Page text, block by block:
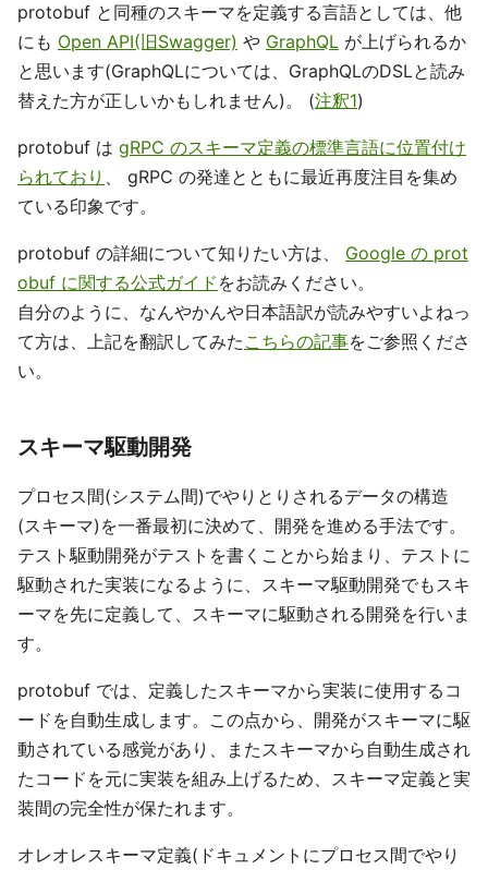
protobuf と同種のスキーマを定義する言語としては、他
にも Open API(旧Swagger) や GraphQL が上げられるか
と思います(GraphQLについては、GraphQLのDSLと読み
替えた方が正しいかもしれません)。 (注釈1)
protobuf は gRPC のスキーマ定義の標準言語に位置付け
られており 、 gRPC の発達とともに最近再度注目を集め
ている印象です。
protobuf の詳細について知りたい方は、 Google の prot
obuf に関する公式ガイド をお読みください。
自分のように、なんやかんや日本語訳が読みやすいよねっ
て方は、上記を翻訳してみた こちらの記事をご参照くださ
い。
スキーマ駆動開発
プロセス間(システム間)でやりとりされるデータの構造
(スキーマ)を一番最初に決めて、開発を進める手法です。
テスト駆動開発がテストを書くことから始まり、テストに
駆動された実装になるように、スキーマ駆動開発でもスキ
ーマを先に定義して、スキーマに駆動される開発を行いま
す。
protobuf では、定義したスキーマから実装に使用するコ
ードを自動生成します。この点から、開発がスキーマに駆
動されている感覚があり、またスキーマから自動生成され
たコードを元に実装を組み上げるため、スキーマ定義と実
装間の完全性が保たれます。
オレオレスキーマ定義(ドキュメントにプロセス間でやり